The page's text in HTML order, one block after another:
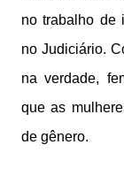
no trabalho de
no Judiciário.
na verdade,
que as
de gênero.